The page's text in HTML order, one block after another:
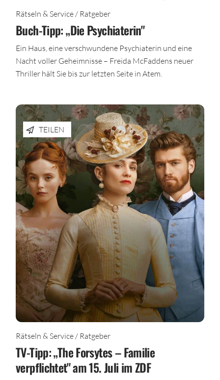
Rätseln & Service / Ratgeber
Buch-Tipp: „Die Psychiaterin"
Ein Haus, eine verschwundene Psychiaterin und eine
Nacht voller Geheimnisse – Freida McFaddens neuer
Thriller hält Sie bis zur letzten Seite in Atem.
TEILEN
Rätseln & Service / Ratgeber
TV-Tipp: „The Forsytes – Familie
verpflichtet" am 15. Juli im ZDF